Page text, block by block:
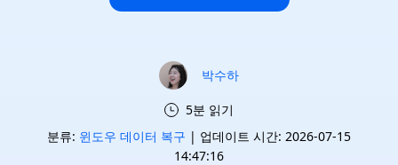
박수하
5분 읽기
분류: 윈도우 데이터 복구 | 업데이트 시간: 2026-07-15
14:47:16